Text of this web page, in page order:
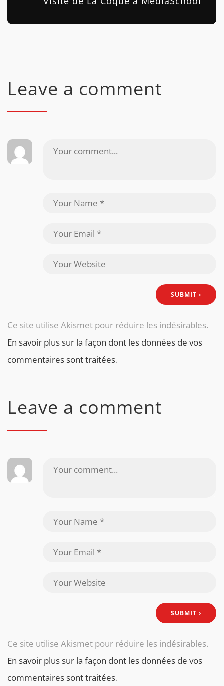
Leave a comment
Ce site utilise Akismet pour réduire les indésirables.
En savoir plus sur la façon dont les données de vos
commentaires sont traitées.
Leave a comment
Ce site utilise Akismet pour réduire les indésirables.
En savoir plus sur la façon dont les données de vos
commentaires sont traitées.